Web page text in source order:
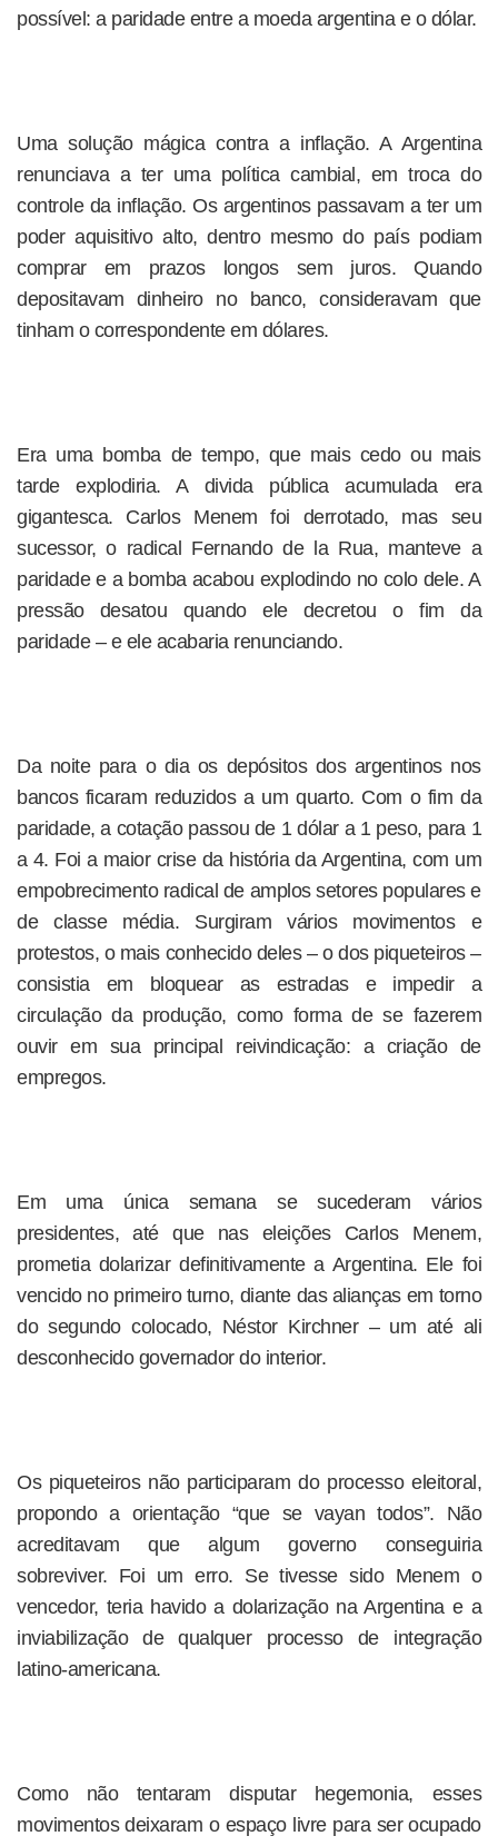
possível: a paridade entre a moeda argentina e o dólar.
Uma solução mágica contra a inflação. A Argentina
renunciava a ter uma política cambial, em troca do
controle da inflação. Os argentinos passavam a ter um
poder aquisitivo alto, dentro mesmo do país podiam
comprar em prazos longos sem juros. Quando
depositavam dinheiro no banco, consideravam que
tinham o correspondente em dólares.
Era uma bomba de tempo, que mais cedo ou mais
tarde explodiria. A divida pública acumulada era
gigantesca. Carlos Menem foi derrotado, mas seu
sucessor, o radical Fernando de la Rua, manteve a
paridade e a bomba acabou explodindo no colo dele. A
pressão desatou quando ele decretou o fim da
paridade – e ele acabaria renunciando.
Da noite para o dia os depósitos dos argentinos nos
bancos ficaram reduzidos a um quarto. Com o fim da
paridade, a cotação passou de 1 dólar a 1 peso, para 1
a 4. Foi a maior crise da história da Argentina, com um
empobrecimento radical de amplos setores populares e
de classe média. Surgiram vários movimentos e
protestos, o mais conhecido deles – o dos piqueteiros –
consistia em bloquear as estradas e impedir a
circulação da produção, como forma de se fazerem
ouvir em sua principal reivindicação: a criação de
empregos.
Em uma única semana se sucederam vários
presidentes, até que nas eleições Carlos Menem,
prometia dolarizar definitivamente a Argentina. Ele foi
vencido no primeiro turno, diante das alianças em torno
do segundo colocado, Néstor Kirchner – um até ali
desconhecido governador do interior.
Os piqueteiros não participaram do processo eleitoral,
propondo a orientação “que se vayan todos”. Não
acreditavam que algum governo conseguiria
sobreviver. Foi um erro. Se tivesse sido Menem o
vencedor, teria havido a dolarização na Argentina e a
inviabilização de qualquer processo de integração
latino-americana.
Como não tentaram disputar hegemonia, esses
movimentos deixaram o espaço livre para ser ocupado